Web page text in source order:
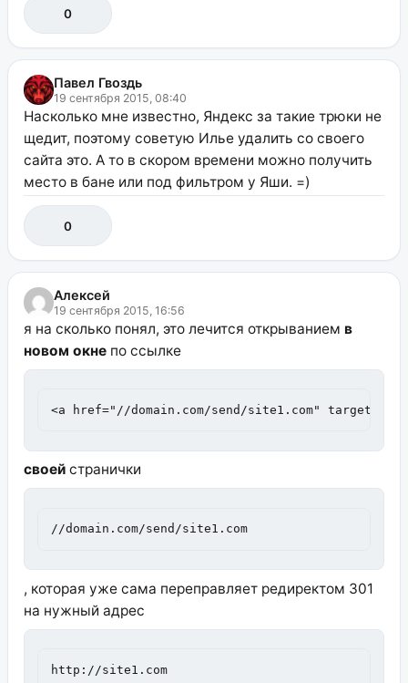
0
Павел Гвоздь
19 сентября 2015, 08:40
Насколько мне известно, Яндекс за такие трюки не
щедит, поэтому советую Илье удалить со своего
сайта это. А то в скором времени можно получить
место в бане или под фильтром у Яши. =)
0
Алексей
19 сентября 2015, 16:56
я на сколько понял, это лечится открыванием в
новом окнепо ссылке
<a href="//domain.com/send/site1.com"
своейстранички
//domain.com/send/site1.com
, которая уже сама переправляет редиректом 301
на нужный адрес
http://site1.com